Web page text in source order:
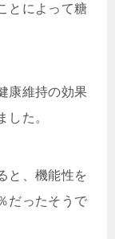
とによって糖
康維持の効果
した。
と、機能性を
だったそうで